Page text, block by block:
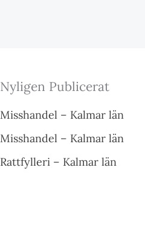
Nyligen Publicerat
Misshandel – Kalmar län
Misshandel – Kalmar län
Rattfylleri – Kalmar län